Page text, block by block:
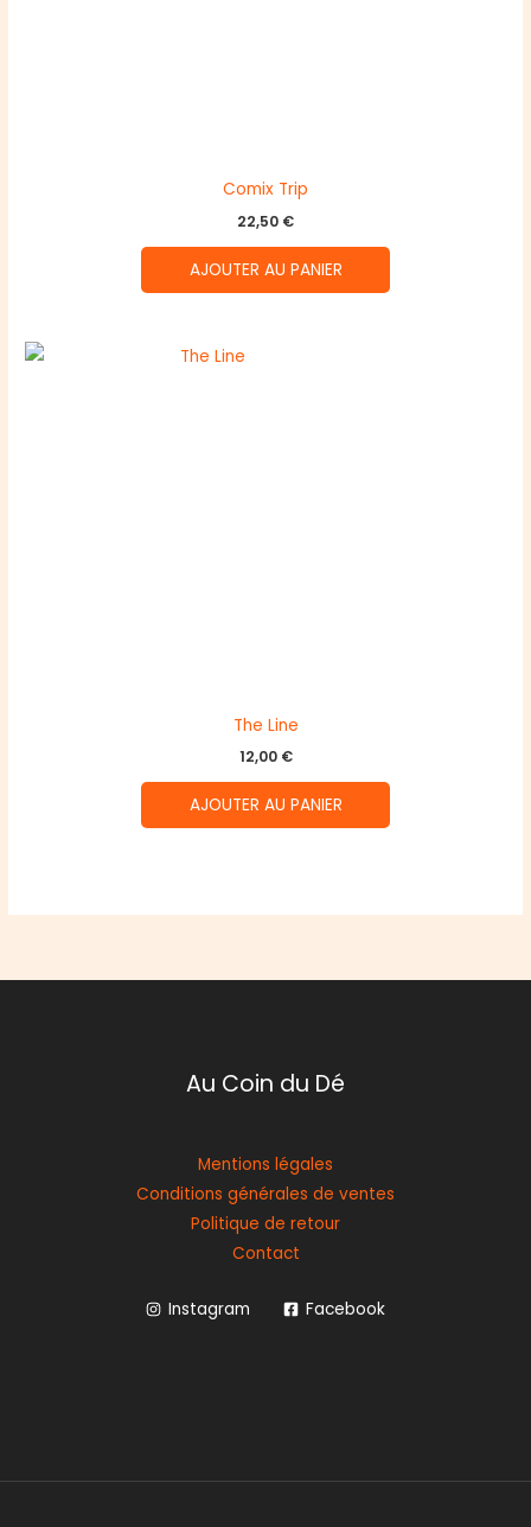
Comix Trip
22,50 €
AJOUTER AU PANIER
The Line
12,00 €
AJOUTER AU PANIER
Au Coin du Dé
Mentions légales
Conditions générales de ventes
Politique de retour
Contact
Instagram Facebook